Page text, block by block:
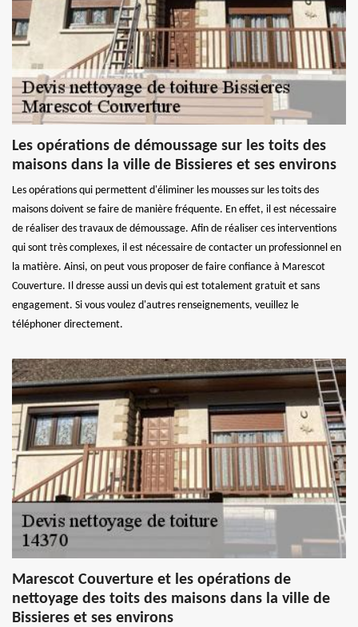
Les opérations de démoussage sur les toits des
maisons dans la ville de Bissieres et ses environs
Les opérations qui permettent d'éliminer les mousses sur les toits des
maisons doivent se faire de manière fréquente. En effet, il est nécessaire
de réaliser des travaux de démoussage. Afin de réaliser ces interventions
qui sont très complexes, il est nécessaire de contacter un professionnel en
la matière. Ainsi, on peut vous proposer de faire confiance à Marescot
Couverture. Il dresse aussi un devis qui est totalement gratuit et sans
engagement. Si vous voulez d'autres renseignements, veuillez le
téléphoner directement.
Marescot Couverture et les opérations de
nettoyage des toits des maisons dans la ville de
Bissieres et ses environs